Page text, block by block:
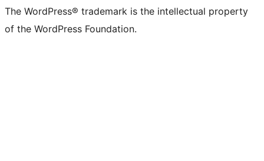
The WordPress® trademark is the intellectual property
of the WordPress Foundation.